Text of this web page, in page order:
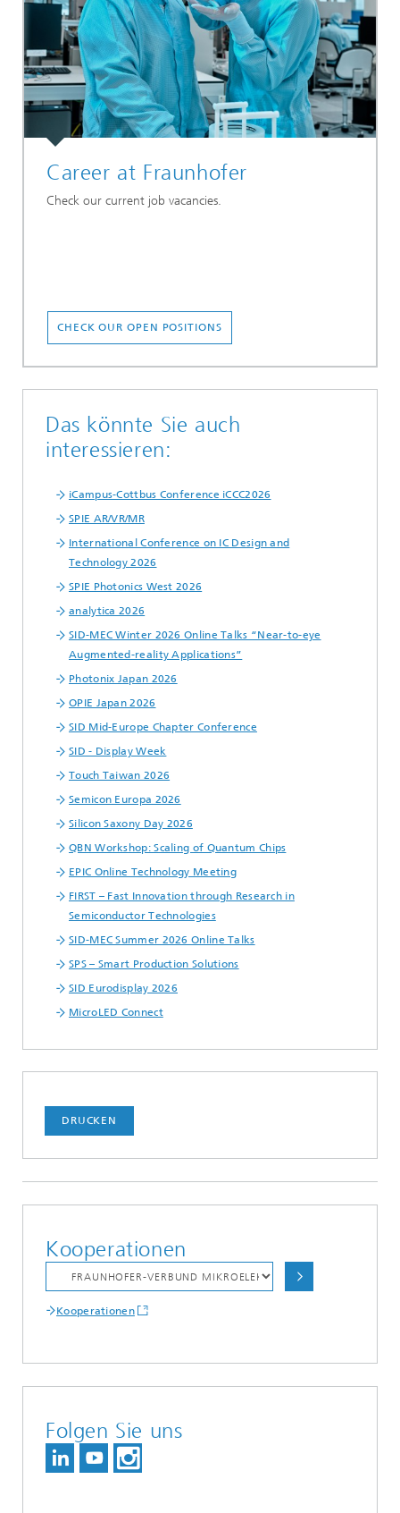
Career at Fraunhofer
Check our current job vacancies.
CHECK OUR OPEN POSITIONS
Das könnte Sie auch
interessieren:
iCampus-Cottbus Conference iCCC2026
SPIE AR/VR/MR
International Conference on IC Design and
Technology 2026
SPIE Photonics West 2026
analytica 2026
SID-MEC Winter 2026 Online Talks “Near-to-eye
Augmented-reality Applications”
Photonix Japan 2026
OPIE Japan 2026
SID Mid-Europe Chapter Conference
SID - Display Week
Touch Taiwan 2026
Semicon Europa 2026
Silicon Saxony Day 2026
QBN Workshop: Scaling of Quantum Chips
EPIC Online Technology Meeting
FIRST – Fast Innovation through Research in
Semiconductor Technologies
SID-MEC Summer 2026 Online Talks
SPS – Smart Production Solutions
SID Eurodisplay 2026
MicroLED Connect
DRUCKEN
Kooperationen
Kooperationen
Folgen Sie uns